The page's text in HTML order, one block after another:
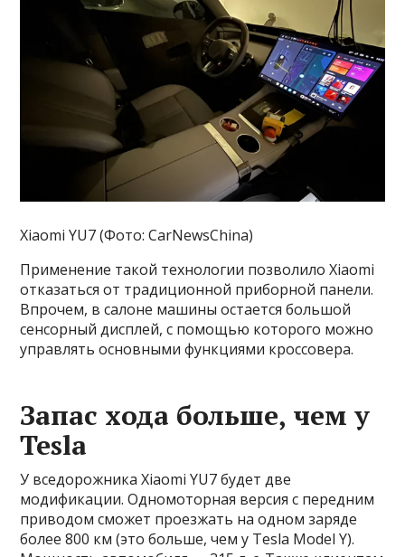
Xiaomi YU7 (Фото: CarNewsChina)
Применение такой технологии позволило Xiaomi
отказаться от традиционной приборной панели.
Впрочем, в салоне машины остается большой
сенсорный дисплей, с помощью которого можно
управлять основными функциями кроссовера.
Запас хода больше, чем у
Tesla
У вседорожника Xiaomi YU7 будет две
модификации. Одномоторная версия с передним
приводом сможет проезжать на одном заряде
более 800 км (это больше, чем у Tesla Model Y).